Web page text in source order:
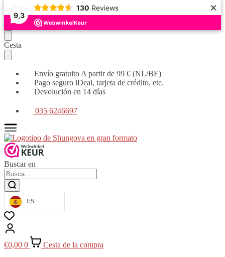
9,3
130 Reviews ×
Seguir
navegando
Ir
al
contenido
Cesta
Envío gratuito A partir de 99 € (NL/BE)
Pago seguro iDeal, tarjeta de crédito, etc.
Devolución en 14 días
035 6246697
Buscar en
ES
€0,00 0
Cesta de la compra